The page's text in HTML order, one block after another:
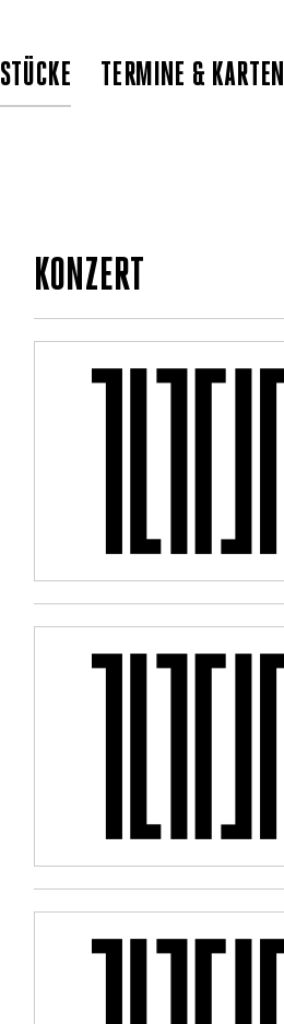
STÜCKE TERMINE & KARTEN
KONZERT